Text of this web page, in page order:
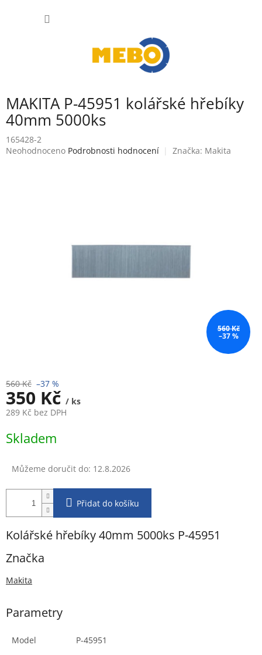
MAKITA P-45951 kolářské hřebíky
40mm 5000ks
165428-2
Průměrné
Neohodnoceno Podrobnosti hodnocení Značka: Makita
560 Kč
–37 %
560 Kč –37 %
350 Kč / ks
289 Kč bez DPH
cena:
Skladem
Můžeme doručit do: 12.8.2026
Přidat do košíku
Kolářské hřebíky 40mm 5000ks P-45951
Značka
Makita
Parametry
Model
P-45951